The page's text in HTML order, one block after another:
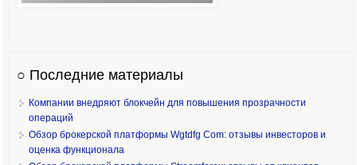
○ Последние материалы
Компании внедряют блокчейн для повышения прозрачности
операций
Обзор брокерской платформы Wgtdfg Com: отзывы инвесторов и
оценка функционала